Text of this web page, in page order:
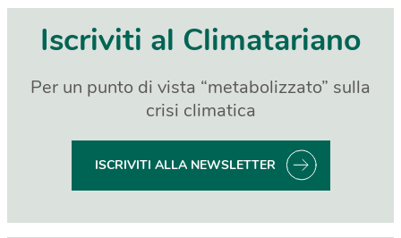
Iscriviti al Climatariano
Per un punto di vista “metabolizzato” sulla
crisi climatica
ISCRIVITI ALLA NEWSLETTER